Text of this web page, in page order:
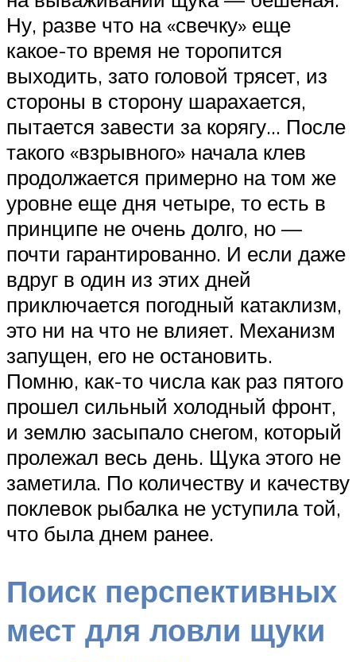
Ну, разве что на «свечку» еще
какое-то время не торопится
выходить, зато головой трясет, из
стороны в сторону шарахается,
пытается завести за корягу… После
такого «взрывного» начала клев
продолжается примерно на том же
уровне еще дня четыре, то есть в
принципе не очень долго, но —
почти гарантированно. И если даже
вдруг в один из этих дней
приключается погодный катаклизм,
это ни на что не влияет. Механизм
запущен, его не остановить.
Помню, как-то числа как раз пятого
прошел сильный холодный фронт,
и землю засыпало снегом, который
пролежал весь день. Щука этого не
заметила. По количеству и качеству
поклевок рыбалка не уступила той,
что была днем ранее.
Поиск перспективных
мест для ловли щуки